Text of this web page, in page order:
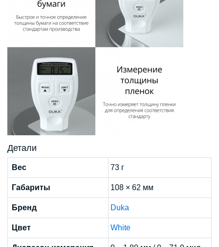
Детали
Вес 73 г
Габариты 108 × 62 мм
Бренд Duka
Цвет White